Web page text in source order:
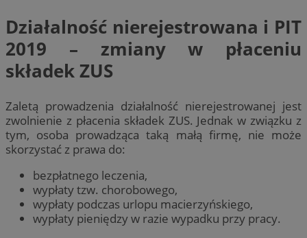
Działalność nierejestrowana i PIT
2019 – zmiany w płaceniu
składek ZUS
Zaletą prowadzenia działalność nierejestrowanej jest
zwolnienie z płacenia składek ZUS. Jednak w związku z
tym, osoba prowadząca taką małą firmę, nie może
skorzystać z prawa do:
bezpłatnego leczenia,
wypłaty tzw. chorobowego,
wypłaty podczas urlopu macierzyńskiego,
wypłaty pieniędzy w razie wypadku przy pracy.